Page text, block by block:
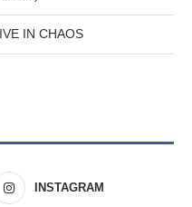
IN CHAOS
INSTAGRAM